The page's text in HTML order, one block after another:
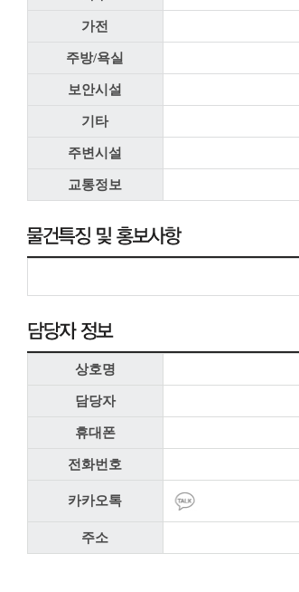
가전
주방/욕실
보안시설
기타
주변시설
교통정보
상호명
담당자
휴대폰
전화번호
카카오톡
주소